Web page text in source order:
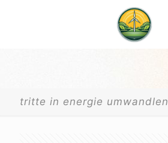
tritte in energie umwandlen